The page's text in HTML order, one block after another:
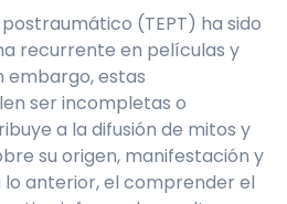
(TEPT) ha sido
recurrente en películas y
embargo, estas
ser incompletas o
a la difusión de mitos y
su origen, manifestación y
anterior, el comprender el